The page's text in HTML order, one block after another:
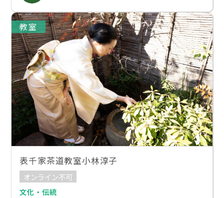
教室
表千家茶道教室小林淳子
オンライン不可
文化・伝統